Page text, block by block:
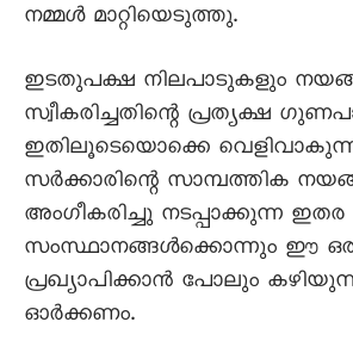
നമ്മൾ മാറ്റിയെടുത്തു.
ഇടതുപക്ഷ നിലപാടുകളും
സ്വീകരിച്ചതിന്റെ പ്രത്യക്ഷ
ഇതിലൂടെയൊക്കെ
സർക്കാരിന്റെ സാമ്പത്തിക
അംഗീകരിച്ചു നടപ്പാക്കുന്ന ഇതര
സംസ്ഥാനങ്ങൾക്കൊന്നും ഈ
പ്രഖ്യാപിക്കാൻ പോലും
ഓർക്കണം.